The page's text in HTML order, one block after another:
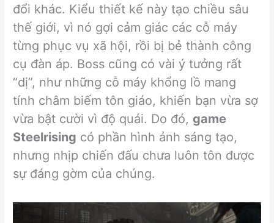
đổi khác. Kiểu thiết kế này tạo chiều sâu
thế giới, vì nó gợi cảm giác các cỗ máy
từng phục vụ xã hội, rồi bị bẻ thành công
cụ đàn áp. Boss cũng có vài ý tưởng rất
“dị”, như những cỗ máy khổng lồ mang
tính châm biếm tôn giáo, khiến bạn vừa sợ
vừa bật cười vì độ quái. Do đó, game
Steelrising có phần hình ảnh sáng tạo,
nhưng nhịp chiến đấu chưa luôn tôn được
sự đáng gờm của chúng.